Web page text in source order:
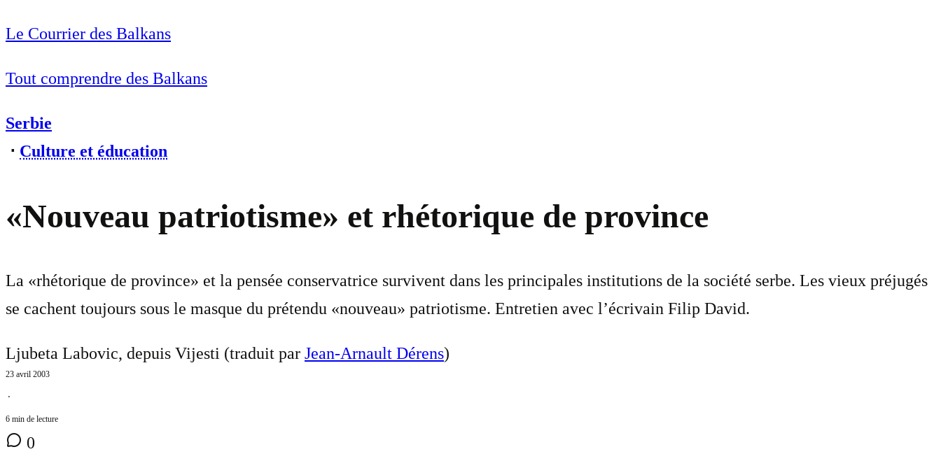
Le Courrier des Balkans
Tout comprendre des Balkans
Serbie
⋅ Culture et éducation
«Nouveau patriotisme» et rhétorique de province
La «rhétorique de province» et la pensée conservatrice survivent dans les principales institutions de la société serbe. Les vieux préjugés
se cachent toujours sous le masque du prétendu «nouveau» patriotisme. Entretien avec l’écrivain Filip David.
Ljubeta Labovic, depuis Vijesti (traduit par Jean-Arnault Dérens)
23 avril 2003
⋅
6 min de lecture
0